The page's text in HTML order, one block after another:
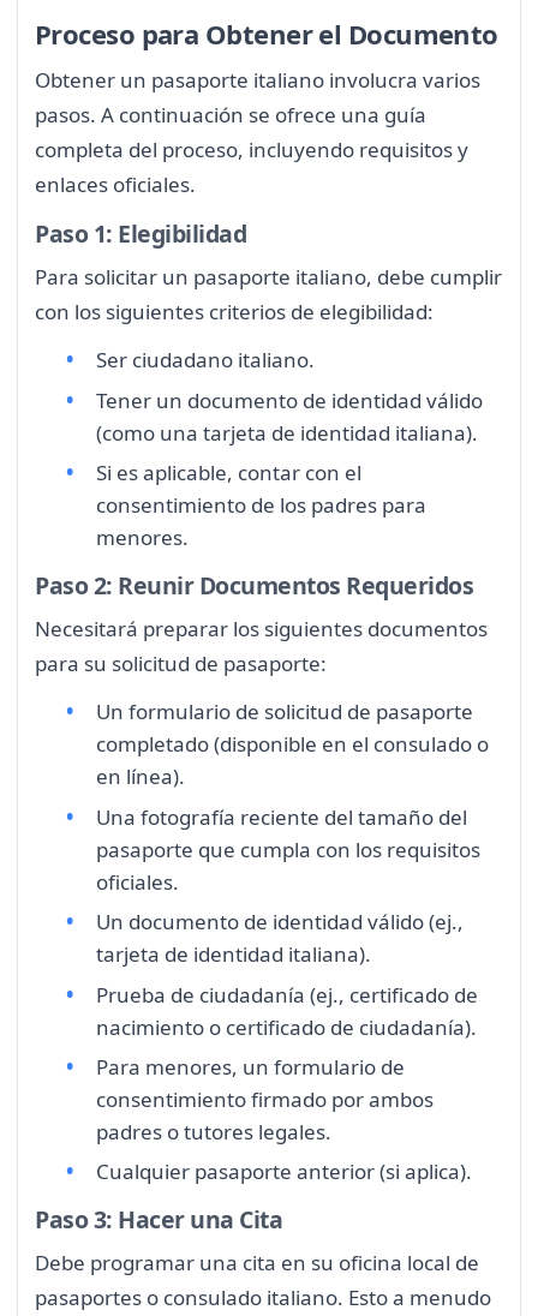
Proceso para Obtener el Documento
Obtener un pasaporte italiano involucra varios
pasos. A continuación se ofrece una guía
completa del proceso, incluyendo requisitos y
enlaces oficiales.
Paso 1: Elegibilidad
Para solicitar un pasaporte italiano, debe cumplir
con los siguientes criterios de elegibilidad:
Ser ciudadano italiano.
Tener un documento de identidad válido
(como una tarjeta de identidad italiana).
Si es aplicable, contar con el
consentimiento de los padres para
menores.
Paso 2: Reunir Documentos Requeridos
Necesitará preparar los siguientes documentos
para su solicitud de pasaporte:
Un formulario de solicitud de pasaporte
completado (disponible en el consulado o
en línea).
Una fotografía reciente del tamaño del
pasaporte que cumpla con los requisitos
oficiales.
Un documento de identidad válido (ej.,
tarjeta de identidad italiana).
Prueba de ciudadanía (ej., certificado de
nacimiento o certificado de ciudadanía).
Para menores, un formulario de
consentimiento firmado por ambos
padres o tutores legales.
Cualquier pasaporte anterior (si aplica).
Paso 3: Hacer una Cita
Debe programar una cita en su oficina local de
pasaportes o consulado italiano. Esto a menudo